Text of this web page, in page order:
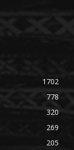
1702
778
320
269
205